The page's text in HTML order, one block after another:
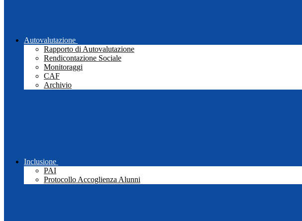
Autovalutazione
Rapporto di Autovalutazione
Rendicontazione Sociale
Monitoraggi
CAF
Archivio
Inclusione
PAI
Protocollo Accoglienza Alunni